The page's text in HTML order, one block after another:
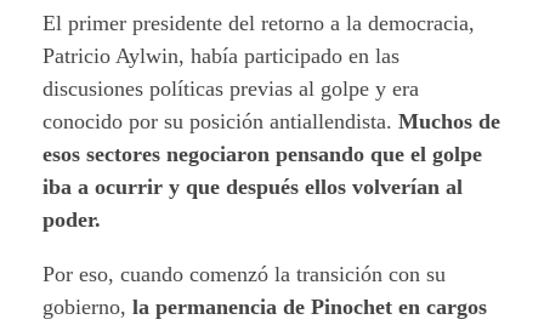
El primer presidente del retorno a la democracia,
Patricio Aylwin, había participado en las
discusiones políticas previas al golpe y era
conocido por su posición antiallendista. Muchos de
esos sectores negociaron pensando que el golpe
iba a ocurrir y que después ellos volverían al
poder.
Por eso, cuando comenzó la transición con su
gobierno, la permanencia de Pinochet en cargos